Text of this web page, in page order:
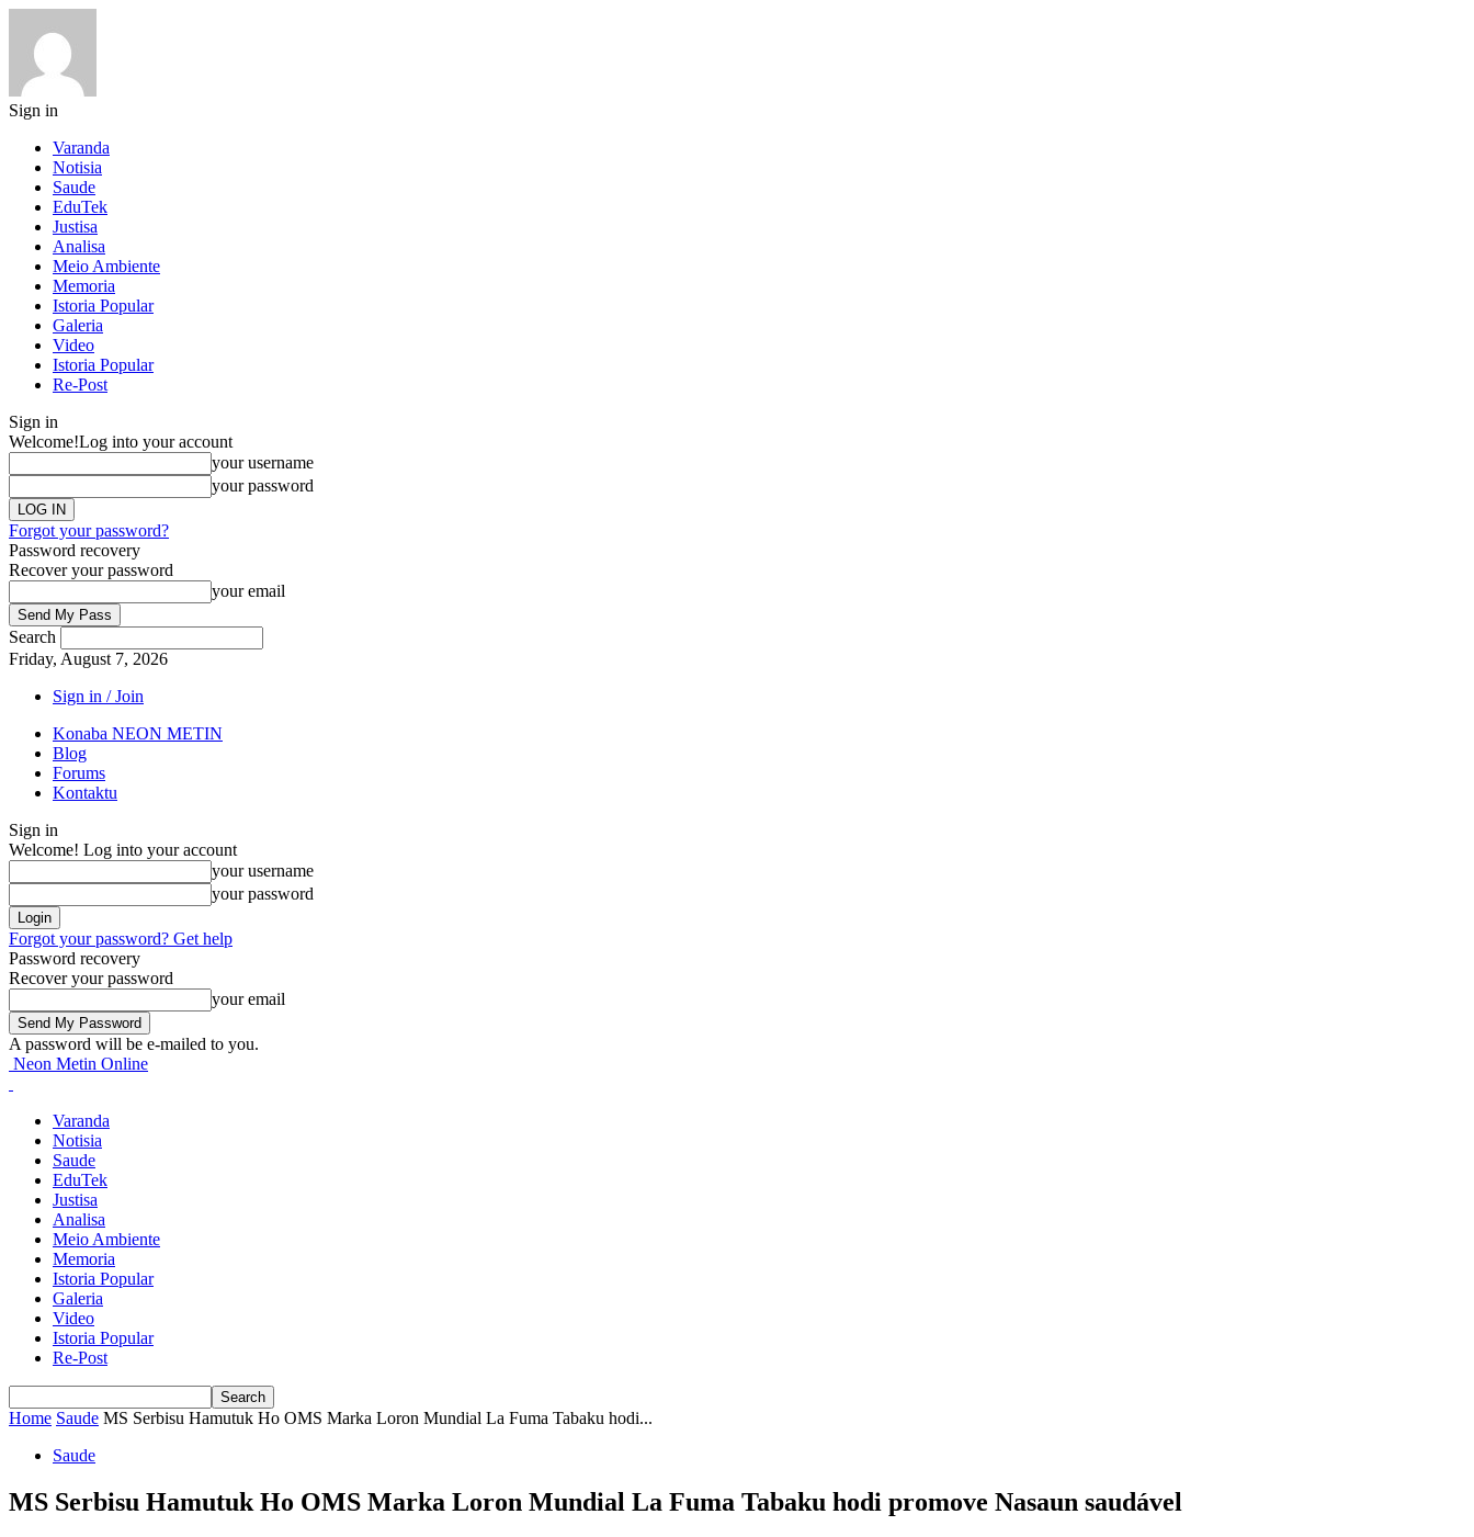
Sign in
Varanda
Notisia
Saude
EduTek
Justisa
Analisa
Meio Ambiente
Memoria
Istoria Popular
Galeria
Video
Istoria Popular
Re-Post
Sign in
Welcome!Log into your account
your username
your password
Forgot your password?
Password recovery
Recover your password
your email
Search
Friday, August 7, 2026
Sign in / Join
Konaba NEON METIN
Blog
Forums
Kontaktu
Sign in
Welcome! Log into your account
your username
your password
Forgot your password? Get help
Password recovery
Recover your password
your email
A password will be e-mailed to you.
Neon Metin Online
Varanda
Notisia
Saude
EduTek
Justisa
Analisa
Meio Ambiente
Memoria
Istoria Popular
Galeria
Video
Istoria Popular
Re-Post
Home Saude MS Serbisu Hamutuk Ho OMS Marka Loron Mundial La Fuma Tabaku hodi...
Saude
MS Serbisu Hamutuk Ho OMS Marka Loron Mundial La Fuma Tabaku hodi promove Nasaun saudável